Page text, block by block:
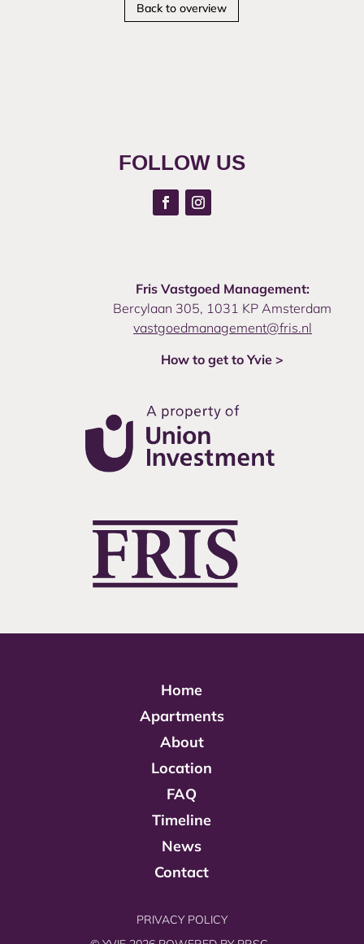
Back to overview
FOLLOW US
Fris Vastgoed Management:
Bercylaan 305, 1031 KP Amsterdam
vastgoedmanagement@fris.nl
How to get to Yvie >
Home
Apartments
About
Location
FAQ
Timeline
News
Contact
PRIVACY POLICY